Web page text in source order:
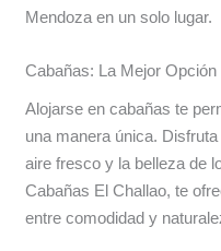
Mendoza en un solo lugar.
Cabañas: La Mejor
Alojarse en cabañas te
una manera única.
aire fresco y la belleza de
Cabañas El Challao, te
entre comodidad y